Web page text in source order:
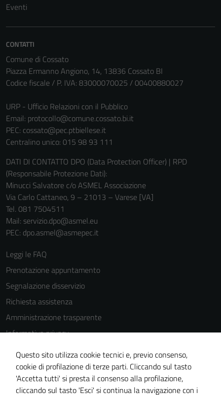
Eventi
CONTATTI
Comune di Cossato
Piazza Ermanno Angiono, 14, 13836 Cossato BI
Codice fiscale / P. IVA: 83000070025 / 00400880027
URP - Ufficio Relazioni con il Pubblico
Email: protocollo@comune.cossato.bi.it
PEC: cossato@pec.ptbiellese.it
Centralino unico: 015 98 93 111
DATI DI CONTATTO DPO (Data Protection Officer) | RPD
(Responsabile Protezione Dati):
Minucci Salvatore c/o ASMEL Associazione
Via Carlo Cattaneo, 9 – 21013 – Varese [VA]
Tel. 081 7504511
Mail: servizio.dpo@asmel.eu
PEC: dpo.asmel@asmepec.it
Leggi le FAQ
Prenotazione appuntamento
Segnalazione disservizio
Richiesta assistenza
Amministrazione trasparente
Informativa privacy
Note legali
Dichiarazione di accessibilità
Questo sito utilizza cookie tecnici e, previo consenso,
cookie di profilazione di terze parti. Cliccando sul tasto
'Accetta tutti' si presta il consenso alla profilazione,
cliccando sul tasto 'Esci' si continua la navigazione con i